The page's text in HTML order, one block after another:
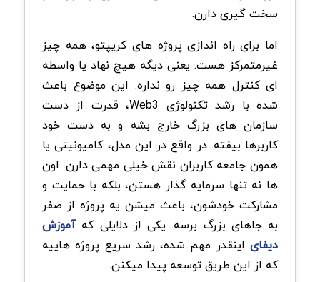
سخت گیری دارن.
اما برای راه اندازی پروژه های کریپتو، همه چیز
غیرمتمرکز هست. یعنی دیگه هیچ نهاد یا واسطه
ای کنترل همه چیز رو نداره. این موضوع باعث
شده با رشد تکنولوژی Web3، قدرت از دست
سازمان های بزرگ خارج بشه و به دست خود
کاربرها بیفته. در واقع در این مدل، کامیونیتی یا
همون جامعه کاربران نقش خیلی مهمی دارن. اون
ها نه تنها سرمایه گذار هستن، بلکه با حمایت و
مشارکت خودشون، باعث میشن یه پروژه از صفر
به جاهای بزرگ برسه. یکی از دلایلی کهآموزش
دیفای اینقدر مهم شده، رشد سریع پروژه هاییه
که از این طریق توسعه پیدا میکنن.